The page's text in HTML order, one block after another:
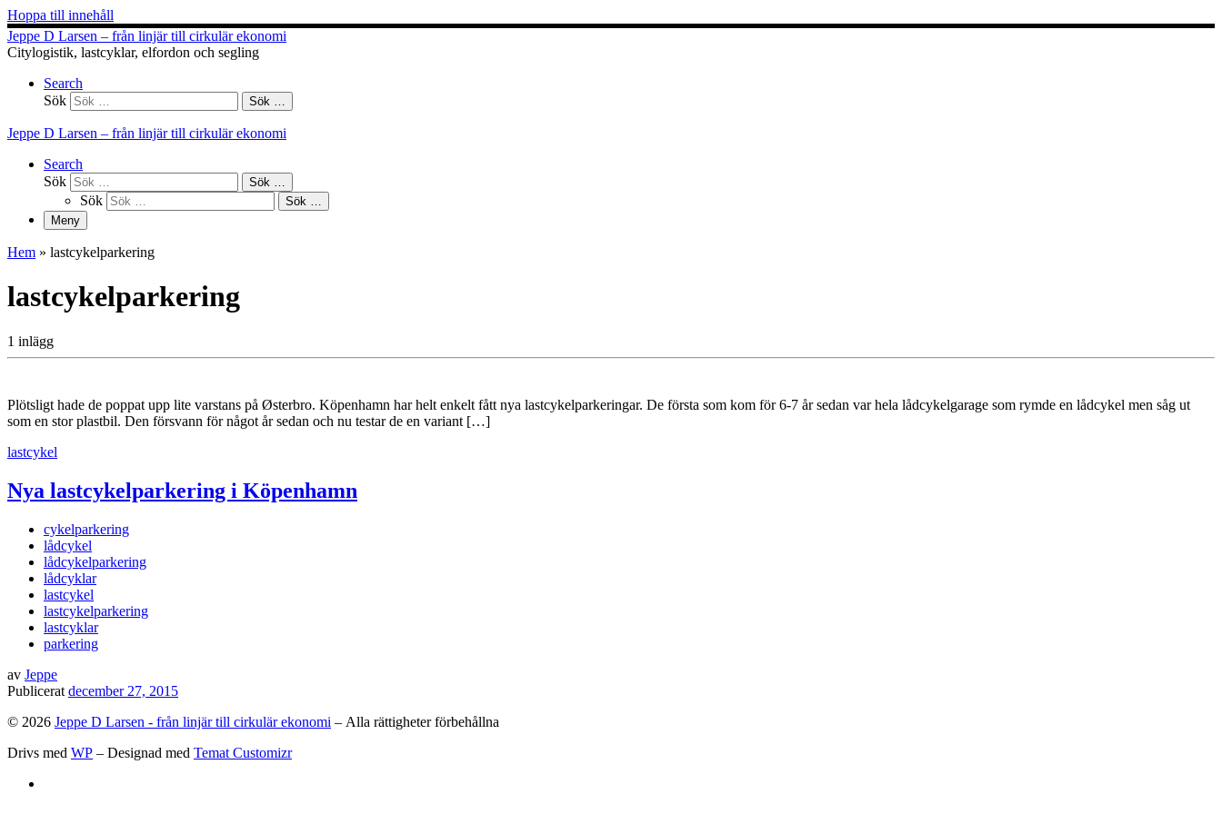
Hoppa till innehåll
Jeppe D Larsen – från linjär till cirkulär ekonomi
Citylogistik, lastcyklar, elfordon och segling
Search
Sök
Sök …
Jeppe D Larsen – från linjär till cirkulär ekonomi
Search
Sök
Sök …
Sök
Sök …
Meny
Hem » lastcykelparkering
lastcykelparkering
1 inlägg
Plötsligt hade de poppat upp lite varstans på Østerbro. Köpenhamn har helt enkelt fått nya lastcykelparkeringar. De första som kom för 6-7 år sedan var hela lådcykelgarage som rymde en lådcykel men såg ut
som en stor plastbil. Den försvann för något år sedan och nu testar de en variant […]
lastcykel
Nya lastcykelparkering i Köpenhamn
cykelparkering
lådcykel
lådcykelparkering
lådcyklar
lastcykel
lastcykelparkering
lastcyklar
parkering
av Jeppe
Publicerat december 27, 2015
© 2026 Jeppe D Larsen - från linjär till cirkulär ekonomi – Alla rättigheter förbehållna
Drivs med WP – Designad med Temat Customizr